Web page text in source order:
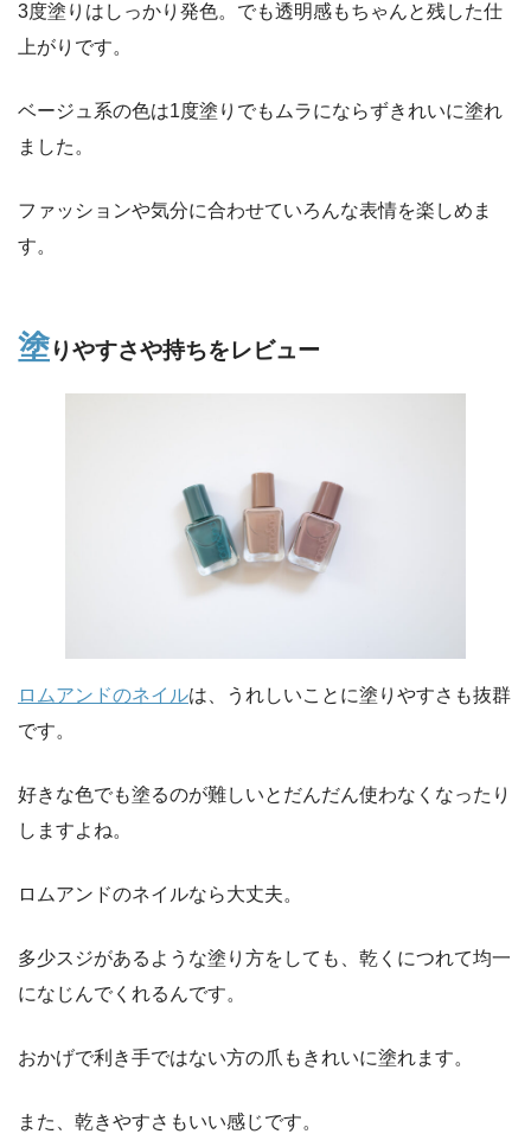
3度塗りはしっかり発色。でも透明感もちゃんと残した仕
上がりです。
ベージュ系の色は1度塗りでもムラにならずきれいに塗れ
ました。
ファッションや気分に合わせていろんな表情を楽しめま
す。
塗りやすさや持ちをレビュー
ロムアンドのネイルは、うれしいことに塗りやすさも抜群
です。
好きな色でも塗るのが難しいとだんだん使わなくなったり
しますよね。
ロムアンドのネイルなら大丈夫。
多少スジがあるような塗り方をしても、乾くにつれて均一
になじんでくれるんです。
おかげで利き手ではない方の爪もきれいに塗れます。
また、乾きやすさもいい感じです。